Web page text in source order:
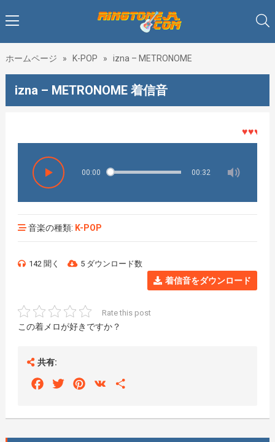
ホームページ » K-POP » izna – METRONOME
izna – METRONOME 着信音
♥♥♥着メ
00:00 00:32
音楽の種類: K-POP
142 聞く 5 ダウンロード数
着信音をダウンロード
Rate this post
この着メロが好きですか？
共有:
FacebookTwitterPinterest
VK